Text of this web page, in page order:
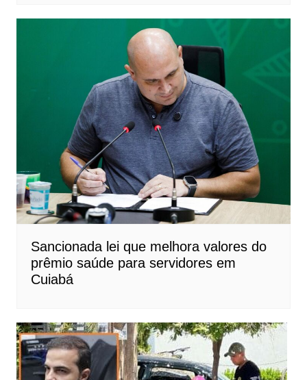
Sancionada lei que melhora valores do
prêmio saúde para servidores em
Cuiabá